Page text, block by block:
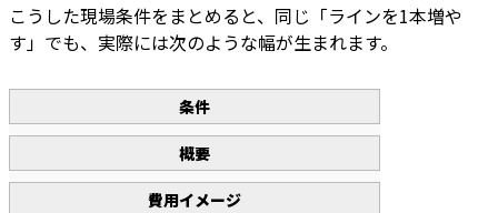
こうした現場条件をまとめると、同じ「ラインを1本増や
す」でも、実際には次のような幅が生まれます。
条件
概要
費用イメージ